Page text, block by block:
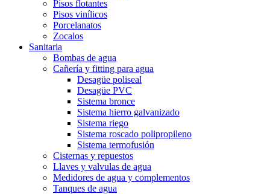
Pisos flotantes
Pisos vinílicos
Porcelanatos
Zocalos
Sanitaria
Bombas de agua
Cañería y fitting para agua
Desagüe poliseal
Desagüe PVC
Sistema bronce
Sistema hierro galvanizado
Sistema riego
Sistema roscado polipropileno
Sistema termofusión
Cisternas y repuestos
Llaves y valvulas de agua
Medidores de agua y complementos
Tanques de agua